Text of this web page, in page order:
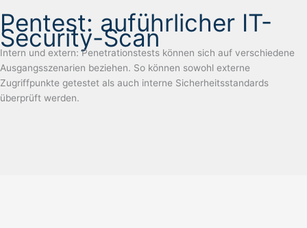
Pentest: auführlicher IT-
Security-Scan
Intern und extern: Penetrationstests können sich auf verschiedene
Ausgangsszenarien beziehen. So können sowohl externe
Zugriffpunkte getestet als auch interne Sicherheitsstandards
überprüft werden.